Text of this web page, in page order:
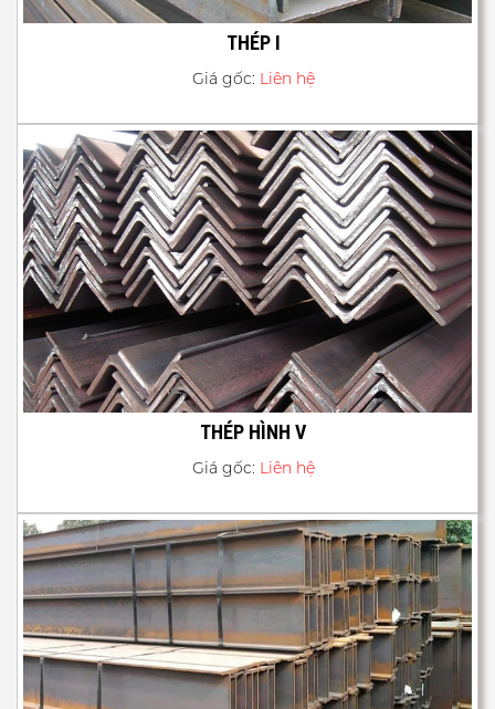
THÉP I
Giá gốc: Liên hệ
THÉP HÌNH V
Giá gốc: Liên hệ